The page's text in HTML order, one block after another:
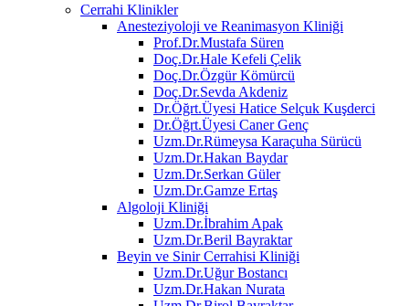
Cerrahi Klinikler
Anesteziyoloji ve Reanimasyon Kliniği
Prof.Dr.Mustafa Süren
Doç.Dr.Hale Kefeli Çelik
Doç.Dr.Özgür Kömürcü
Doç.Dr.Sevda Akdeniz
Dr.Öğrt.Üyesi Hatice Selçuk Kuşderci
Dr.Öğrt.Üyesi Caner Genç
Uzm.Dr.Rümeysa Karaçuha Sürücü
Uzm.Dr.Hakan Baydar
Uzm.Dr.Serkan Güler
Uzm.Dr.Gamze Ertaş
Algoloji Kliniği
Uzm.Dr.İbrahim Apak
Uzm.Dr.Beril Bayraktar
Beyin ve Sinir Cerrahisi Kliniği
Uzm.Dr.Uğur Bostancı
Uzm.Dr.Hakan Nurata